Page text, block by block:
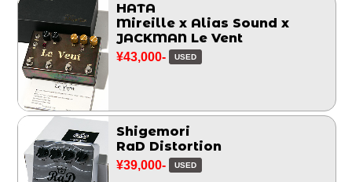
HATA
Mireille x Alias Sound x
JACKMAN Le Vent
¥43,000- USED
Shigemori
RaD Distortion
¥39,000- USED